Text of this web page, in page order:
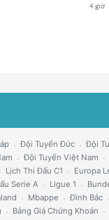
4 giờ
Đội Tuyển Đức Đội
Đội Tuyển Việt Nam
Lịch Thi Đấu C1 Europa
Serie A Ligue 1
Mbappe Đình Bắc
Bảng Giá Chứng Khoán